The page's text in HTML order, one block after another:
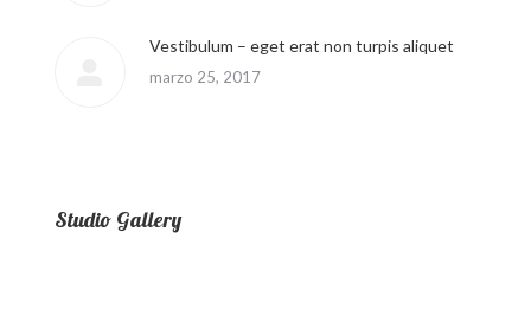
Vestibulum – eget erat non turpis aliquet
marzo 25, 2017
Studio Gallery